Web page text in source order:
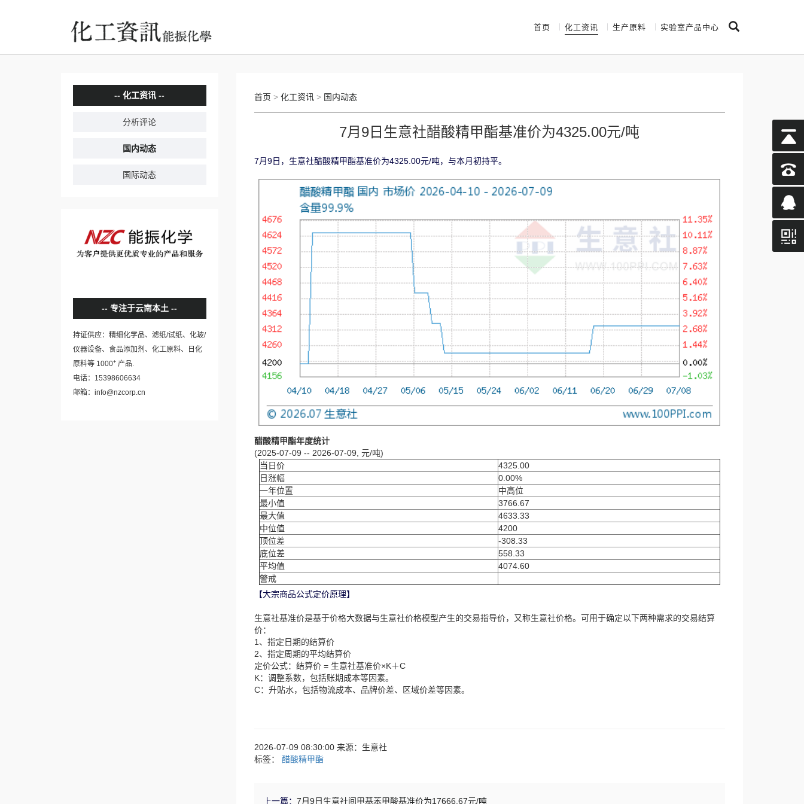
首页 化工资讯 生产原料 实验室产品中心
化工资讯
分析评论
国内动态
国际动态
专注于云南本土
持证供应：精细化学品、滤纸/试纸、化玻/
仪器设备、食品添加剂、化工原料、日化
原料等 1000+ 产品.
电话：15398606634
邮箱：info@nzcorp.cn
首页 > 化工资讯> 国内动态
7月9日生意社醋酸精甲酯基准价为4325.00元/吨
7月9日，生意社醋酸精甲酯基准价为4325.00元/吨，与本月初持平。
醋酸精甲酯年度统计
(2025-07-09 -- 2026-07-09, 元/吨)
当日价
4325.00
日涨幅
0.00%
一年位置
中高位
最小值
3766.67
最大值
4633.33
中位值
4200
顶位差
-308.33
底位差
558.33
平均值
4074.60
警戒
【大宗商品公式定价原理】
生意社基准价是基于价格大数据与生意社价格模型产生的交易指导价，又称生意社价格。可用于确定以下两种需求的交易结算
价：
1、指定日期的结算价
2、指定周期的平均结算价
定价公式：结算价 = 生意社基准价×K＋C
K：调整系数，包括账期成本等因素。
C：升贴水，包括物流成本、品牌价差、区域价差等因素。
2026-07-09 08:30:00 来源：生意社
标签： 醋酸精甲酯
上一篇： 7月9日生意社间甲基苯甲酸基准价为17666.67元/吨